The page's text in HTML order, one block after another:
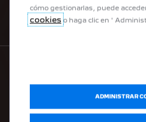
CONTACTANOS
GAMA PEUGEOT
cómo gestionarlas, puede
cookies o haga clic en '
ADMINISTRAR